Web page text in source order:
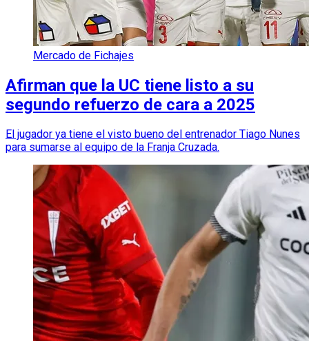
Mercado de Fichajes
Afirman que la UC tiene listo a su
segundo refuerzo de cara a 2025
El jugador ya tiene el visto bueno del entrenador Tiago Nunes
para sumarse al equipo de la Franja Cruzada.